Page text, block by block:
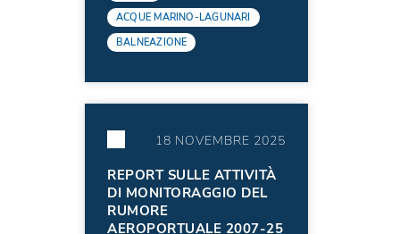
ACQUE MARINO-LAGUNARI
BALNEAZIONE
18 NOVEMBRE 2025
REPORT SULLE ATTIVITÀ
DI MONITORAGGIO DEL
RUMORE
AEROPORTUALE 2007-25